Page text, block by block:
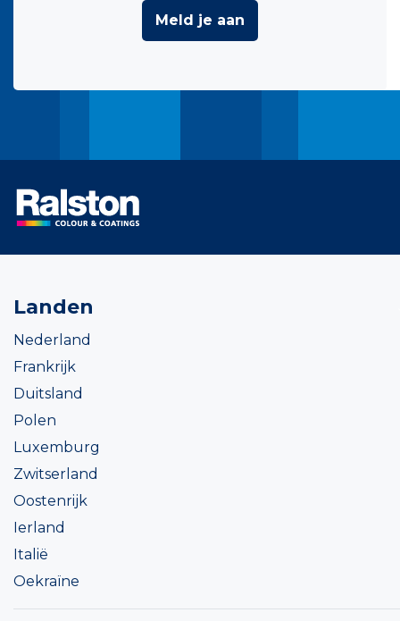
Meld je aan
Landen
Nederland
Frankrijk
Duitsland
Polen
Luxemburg
Zwitserland
Oostenrijk
Ierland
Italië
Oekraïne